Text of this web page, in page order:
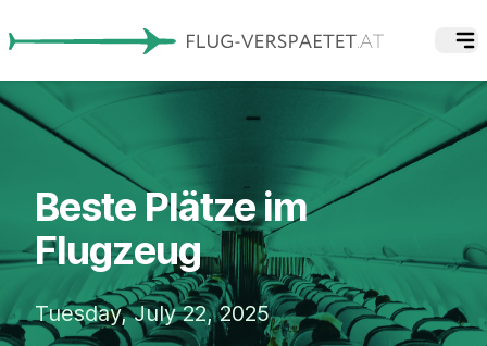
Beste Plätze im
Flugzeug
Tuesday, July 22, 2025